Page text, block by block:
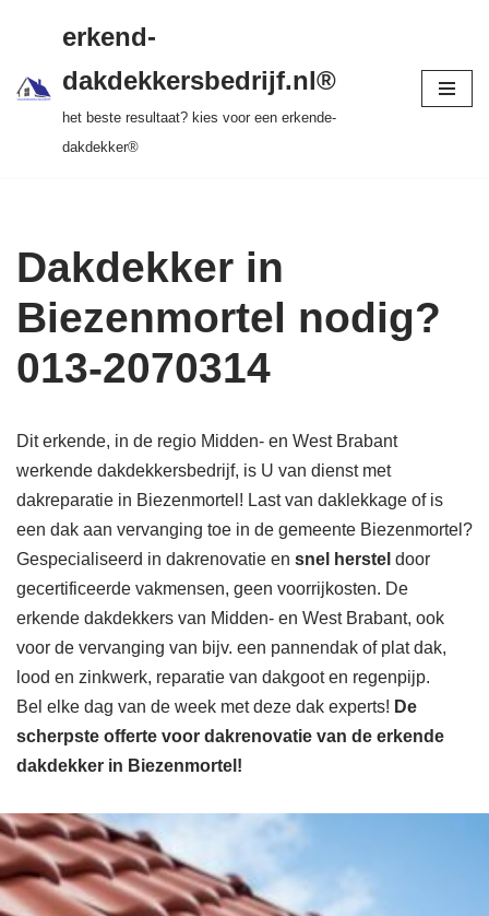
naar
inhoud
tot 20 jr garantie > SKEV erkend
erkend-
dakdekkersbedrijf.nl®
het beste resultaat? kies voor een erkende-
dakdekker®
Dakdekker in
Biezenmortel nodig?
013-2070314
Dit erkende, in de regio Midden- en West Brabant
werkende dakdekkersbedrijf, is U van dienst met
dakreparatie in Biezenmortel! Last van daklekkage of is
een dak aan vervanging toe in de gemeente Biezenmortel?
Gespecialiseerd in dakrenovatie en snel herstel door
gecertificeerde vakmensen, geen voorrijkosten. De
erkende dakdekkers van Midden- en West Brabant, ook
voor de vervanging van bijv. een pannendak of plat dak,
lood en zinkwerk, reparatie van dakgoot en regenpijp.
Bel elke dag van de week met deze dak experts! De
scherpste offerte voor dakrenovatie van de erkende
dakdekker in Biezenmortel!